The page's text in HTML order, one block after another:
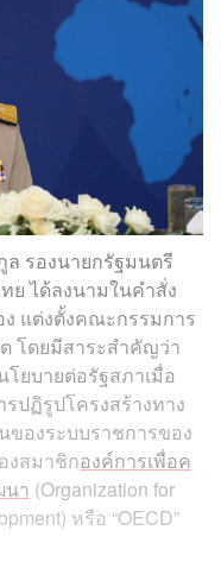
รองนายกรัฐมนตรี
ย ได้ลงนามในคำสั่ง
ง แต่งตั้งคณะกรรมการ
โดยมีสาระสำคัญว่า
ยบายต่อรัฐสภาเมื่อ
รปฏิรูปโครงสร้างทาง
ของระบบราชการของ
งสมาชิกองค์การเพื่อค
นา (Organization for
หรือ “OECD”